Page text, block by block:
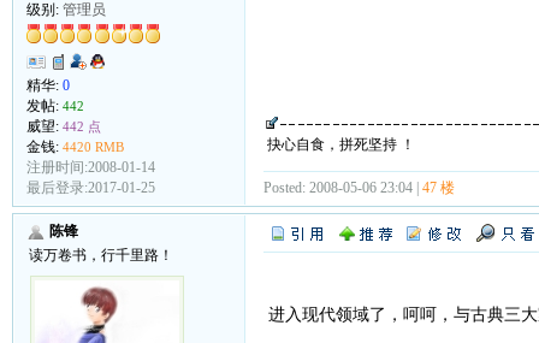
级别: 管理员
精华: 0
发帖: 442
威望: 442 点
金钱: 4420 RMB
注册时间:2008-01-14
最后登录:2017-01-25
抉心自食，拼死坚持 ！
Posted: 2008-05-06 23:04 | 47 楼
陈锋
读万卷书，行千里路！
进入现代领域了，呵呵，与古典三